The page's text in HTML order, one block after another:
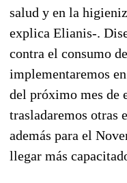
salud y en la
explica Elianis-.
contra el consumo
implementaremos
del próximo mes de
trasladaremos otras
además para el
llegar más